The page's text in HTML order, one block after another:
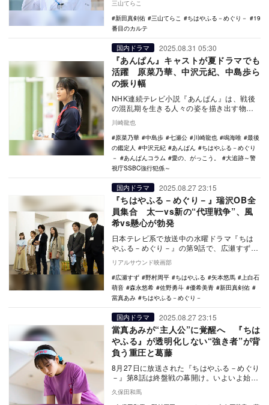
真剣佑。本…
三山てらこ
新田真剣佑
三山てらこ ちはやふる－めぐり－
19
番目のカルテ
国内ドラマ 2025.08.31 05:30
『あんぱん』キャストが夏ドラマでも
活躍 原菜乃華、中沢元紀、中島歩ら
の振り幅
NHK連続テレビ小説『あんぱん』は、戦後
の混乱期を生きる人々の姿を描き出す物語
名前をお茶の…
川崎龍也
原菜乃華
中島歩 七瀬公 川崎龍也 鳴海唯
最後
の鑑定人
中沢元紀 あんぱん
ちはやふる－めぐり
－
あんぱんコラム 愛の、がっこう。
大追跡～警
視庁SSBC強行犯係～
国内ドラマ 2025.08.27 23:15
『ちはやふる－めぐり－』瑞沢OB全
員集合 太一vs新の“代理戦争”、風
希vs懸心が勃発
日本テレビ系で放送中の水曜ドラマ『ちは
やふる－めぐり－』の第9話で、広瀬すず、
野村周平、矢本悠馬、森永悠希、佐野勇
斗、優希美青が…
リアルサウンド映画部
広瀬すず
野村周平 ちはやふる 矢本悠馬
上白石
萌音
森永悠希 佐野勇斗 優希美青
新田真剣佑
當真あみ
ちはやふる－めぐり－
国内ドラマ 2025.08.27 23:15
當真あみが“主人公”に覚醒へ 『ちは
やふる』が透明化しない“強き者”が背
負う重圧と葛藤
8月27日に放送された『ちはやふる－めぐり
－』第8話は終盤戦の幕開け。いよいよ始ま
てしまう…
久保田和馬